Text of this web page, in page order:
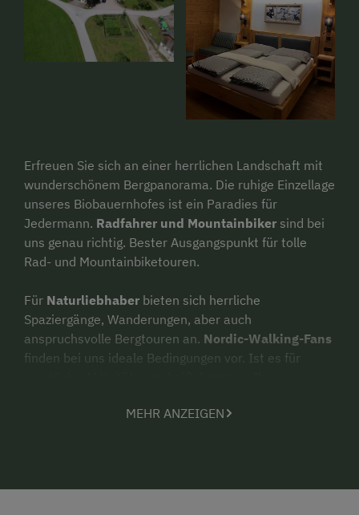
Erfreuen Sie sich an einer herrlichen Landschaft mit
wunderschönem Bergpanorama. Die ruhige Einzellage
unseres Biobauernhofes ist ein Paradies für
Jedermann. Radfahrer und Mountainbiker sind bei
uns genau richtig. Bester Ausgangspunkt für tolle
Rad- und Mountainbiketouren.
Für Naturliebhaber bieten sich herrliche
Spaziergänge, Wanderungen, aber auch
anspruchsvolle Bergtouren an. Nordic-Walking-Fans
finden bei uns ideale Bedingungen vor. Ist es für
Roberta. Ein netter Kinderspielplatz, Tischtennis,
MEHR ANZEIGEN